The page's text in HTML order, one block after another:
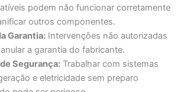
podem não funcionar corretamente
outros componentes.
Garantia: Intervenções não autorizadas
a garantia do fabricante.
Segurança: Trabalhar com sistemas
e eletricidade sem preparo